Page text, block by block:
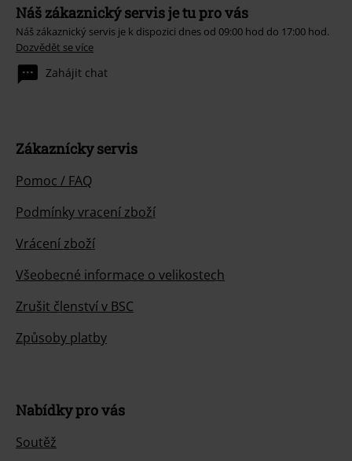
Náš zákaznický servis je tu pro vás
Náš zákaznický servis je k dispozici dnes od 09:00 hod do 17:00 hod.
Dozvědět se více
Zahájit chat
Zákaznícky servis
Pomoc / FAQ
Podmínky vracení zboží
Vrácení zboží
Všeobecné informace o velikostech
Zrušit členství v BSC
Způsoby platby
Nabídky pro vás
Soutěž